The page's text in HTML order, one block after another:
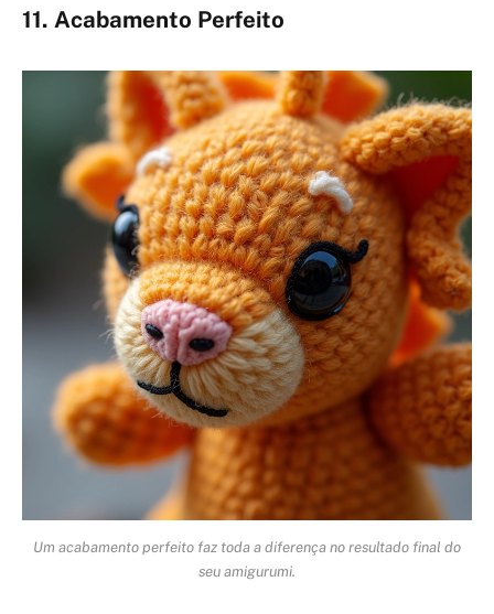
11. Acabamento Perfeito
Um acabamento perfeito faz toda a diferença no resultado final do
seu amigurumi.